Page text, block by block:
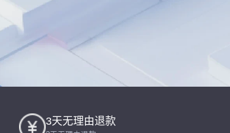
3天无理由退款